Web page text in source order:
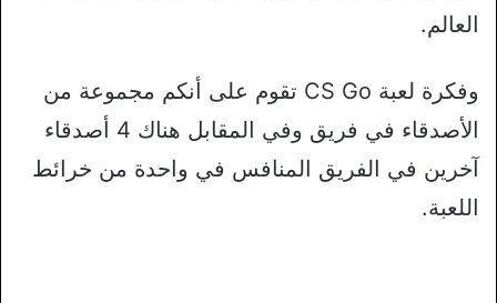
العالم.
وفكرة لعبة CS Go تقوم على أنكم مجموعة من
الأصدقاء في فريق وفي المقابل هناك 4 أصدقاء
آخرين في الفريق المنافس في واحدة من خرائط
اللعبة.